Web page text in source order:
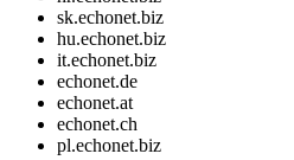
sk.echonet.biz
hu.echonet.biz
it.echonet.biz
echonet.de
echonet.at
echonet.ch
pl.echonet.biz